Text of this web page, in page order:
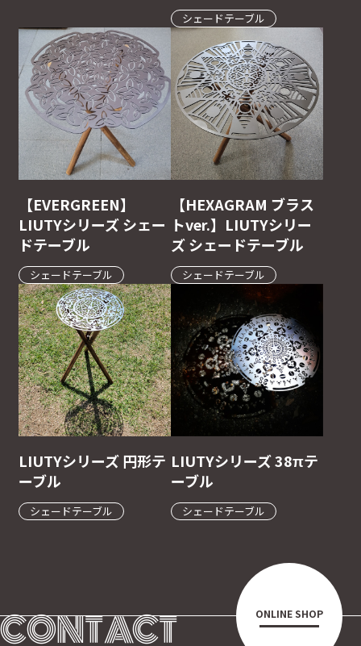
シェードテーブル
【EVERGREEN】
LIUTYシリーズ シェー
ドテーブル
シェードテーブル
【HEXAGRAM ブラス
トver.】LIUTYシリー
ズ シェードテーブル
シェードテーブル
LIUTYシリーズ 円形テ
ーブル
シェードテーブル
LIUTYシリーズ 38πテ
ーブル
シェードテーブル
ONLINE SHOP
CONTACT